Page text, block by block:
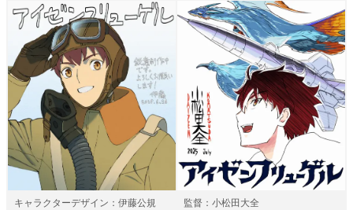
キャラクターデザイン：伊藤公規 監督：小松田大全